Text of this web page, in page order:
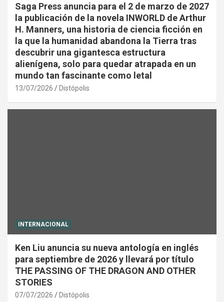
Saga Press anuncia para el 2 de marzo de 2027
la publicación de la novela INWORLD de Arthur
H. Manners, una historia de ciencia ficción en
la que la humanidad abandona la Tierra tras
descubrir una gigantesca estructura
alienígena, solo para quedar atrapada en un
mundo tan fascinante como letal
13/07/2026 Distópolis
INTERNACIONAL
Ken Liu anuncia su nueva antología en inglés
para septiembre de 2026 y llevará por título
THE PASSING OF THE DRAGON AND OTHER
STORIES
07/07/2026 Distópolis